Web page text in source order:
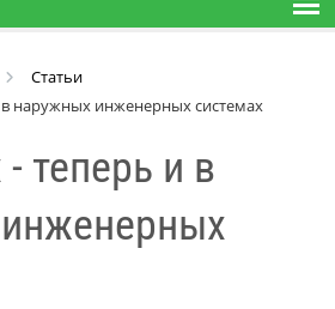
Статьи
наружных инженерных системах
теперь и в